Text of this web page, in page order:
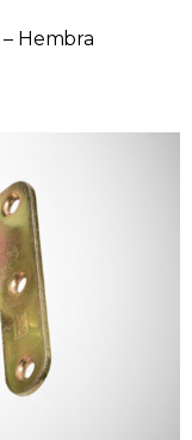
Hembra